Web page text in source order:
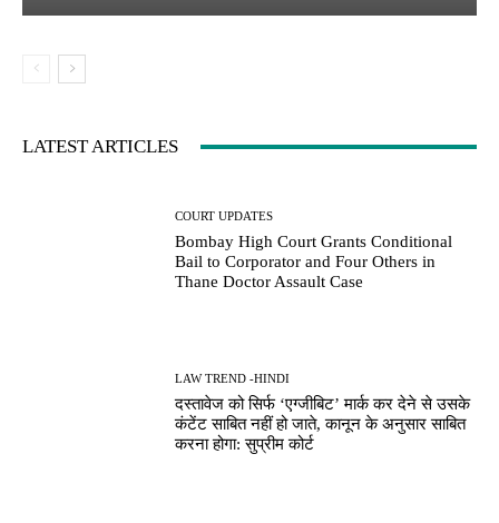
LATEST ARTICLES
COURT UPDATES
Bombay High Court Grants Conditional
Bail to Corporator and Four Others in
Thane Doctor Assault Case
LAW TREND -HINDI
दस्तावेज को सिर्फ ‘एग्जीबिट’ मार्क कर देने से उसके
कंटेंट साबित नहीं हो जाते, कानून के अनुसार साबित
करना होगा: सुप्रीम कोर्ट